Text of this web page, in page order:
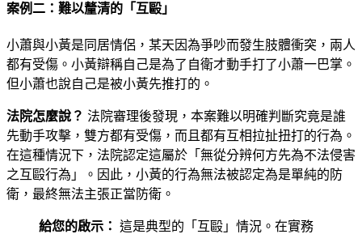
案例二：難以釐清的「互毆」
小蕭與小黃是同居情侶，某天因為爭吵而發生肢體衝突，兩人
都有受傷。小黃辯稱自己是為了自衛才動手打了小蕭一巴掌。
但小蕭也說自己是被小黃先推打的。
法院怎麼說？ 法院審理後發現，本案難以明確判斷究竟是誰
先動手攻擊，雙方都有受傷，而且都有互相拉扯扭打的行為。
在這種情況下，法院認定這屬於「無從分辨何方先為不法侵害
之互毆行為」。因此，小黃的行為無法被認定為是單純的防
衛，最終無法主張正當防衛。
給您的啟示： 這是典型的「互毆」情況。在實務